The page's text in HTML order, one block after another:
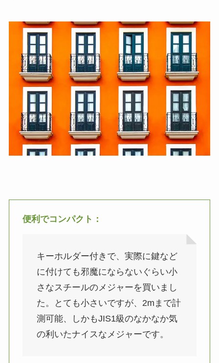
便利でコンパクト：
キーホルダー付きで、実際に鍵など
に付けても邪魔にならないぐらい小
さなスチールのメジャーを買いまし
た。とても小さいですが、2mまで計
測可能、しかもJIS1級のなかなか気
の利いたナイスなメジャーです。